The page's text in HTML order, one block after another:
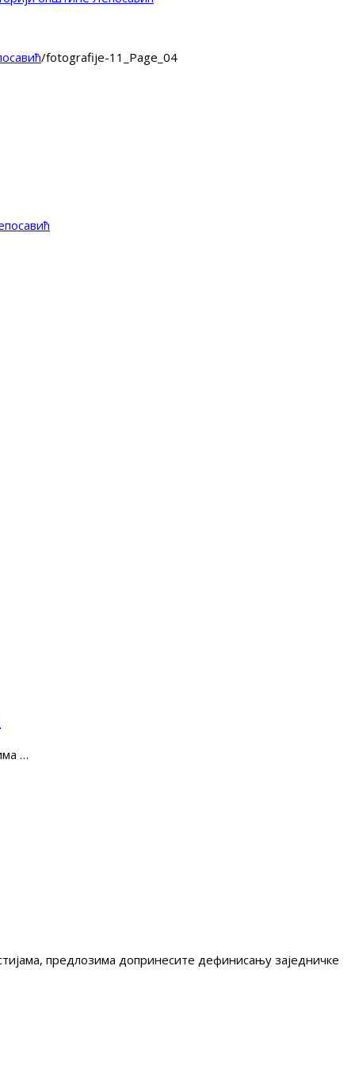
/fotografije-11_Page_04
…
предлозима допринесите дефинисању заједничке